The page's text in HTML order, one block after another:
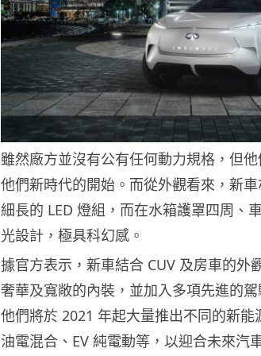
雖然廠方並沒有公有任何動力規格，但
他們新時代的開始。而從外觀看來，新
細長的 LED 燈組，而在水箱護罩四周、
光設計，極具科幻感。
據官方表示，新車結合 CUV 及房車的外
奢華及寬敞的內裝，並加入多項先進的
他們將於 2021 年起大量推出不同的新
油電混合、EV 純電動等，以迎合未來汽